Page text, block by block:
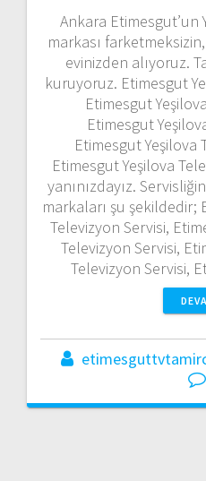
Ankara Etimesgut’un
markası
evinizden alıyoruz.
kuruyoruz. Etimesgut
Etimesgut
Etimesgut
Etimesgut Yeşilova
Etimesgut Yeşilova
yanınızdayız.
markaları şu şekildedir;
Televizyon Servisi,
Televizyon Servisi,
Televizyon Servisi,